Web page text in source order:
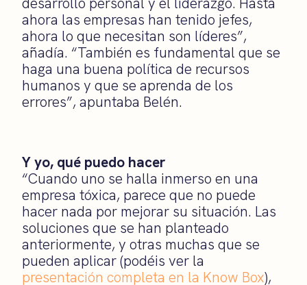
ahora las empresas han tenido jefes,
ahora lo que necesitan son líderes”,
añadía. “También es fundamental que se
haga una buena política de recursos
humanos y que se aprenda de los
errores”, apuntaba Belén.
Y yo, qué puedo hacer
“Cuando uno se halla inmerso en una
empresa tóxica, parece que no puede
hacer nada por mejorar su situación. Las
soluciones que se han planteado
anteriormente, y otras muchas que se
pueden aplicar (podéis ver la
presentación completa en la Know Box),